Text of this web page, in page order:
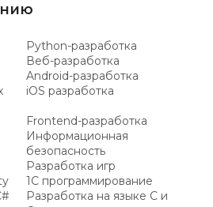
Python-разработка
Веб-разработка
Android-разработка
iOS разработка
Frontend-разработка
Информационная
безопасность
Разработка игр
1C программирование
Разработка на языке C и